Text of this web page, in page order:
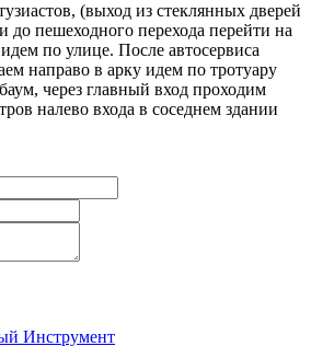
(выход из стеклянных дверей
до пешеходного перехода перейти на
по улице. После автосервиса
направо в арку идем по тротуару
через главный вход проходим
налево входа в соседнем здании
Инструмент